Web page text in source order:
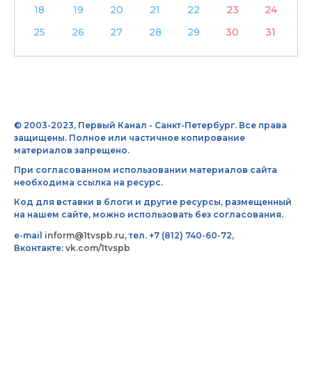
18
19 20 21 22 23
24
25
26 27 28 29 30 31
© 2003-2023, Первый Канал - Санкт-Петербург. Все права
защищены. Полное или частичное копирование
материалов запрещено.
При согласованном использовании материалов сайта
необходима ссылка на ресурс.
Код для вставки в блоги и другие ресурсы, размещенный
на нашем сайте, можно использовать без согласования.
e-mail inform@1tvspb.ru, тел. +7 (812) 740-60-72,
Вконтакте: vk.com/1tvspb